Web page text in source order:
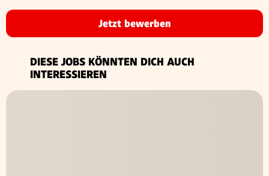
Jetzt bewerben
DIESE JOBS KÖNNTEN DICH AUCH
INTERESSIEREN